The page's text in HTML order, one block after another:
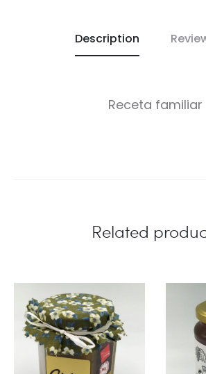
Description
Receta familiar
Related